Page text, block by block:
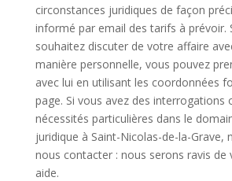
circonstances juridiques de façon
informé par email des tarifs à prévoir.
souhaitez discuter de votre affaire
manière personnelle, vous pouvez
avec lui en utilisant les coordonnées
page. Si vous avez des interrogations
nécessités particulières dans le
juridique à Saint-Nicolas-de-la-Grave,
nous contacter : nous serons ravis de
aide.